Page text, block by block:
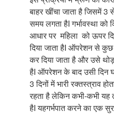
बाहर खींचा जाता है जिसमें3
समय लगता हैIगर्भावस्था
आधार पर महिला को ऊपर
दिया जाता हैI ऑपरेशन से कुछ
कर दिया जाता है और उसे
हैI ऑपरेशन के बाद उसी दिन
3दिनों में भारी रक्तस्त्राव
रहता है लेकिन कभी-कभी
हैIयहगर्भपात करने का एक